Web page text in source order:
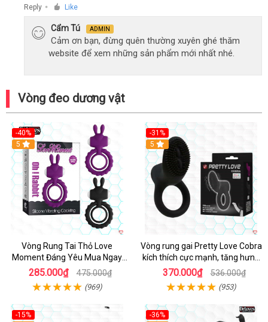
Reply ● Like
Cẩm Tú ADMIN
Cảm ơn bạn, đừng quên thường xuyên ghé thăm
website để xem những sản phẩm mới nhất nhé.
Vòng đeo dương vật
-40%
5
Vòng Rung Tai Thỏ Love
Moment Đáng Yêu Mua Ngay
Giá Tốt
285.000₫ 475.000₫
(969)
-31%
5
Vòng rung gai Pretty Love Cobra
kích thích cực mạnh, tăng hưng
phấn
370.000₫ 536.000₫
(953)
-15% -36%